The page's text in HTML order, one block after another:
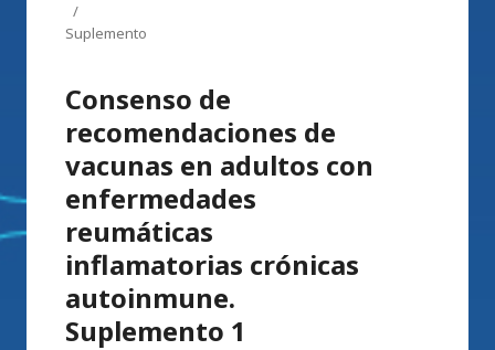
/
Suplemento
Consenso de
recomendaciones de
vacunas en adultos con
enfermedades
reumáticas
inflamatorias crónicas
autoinmune.
Suplemento 1